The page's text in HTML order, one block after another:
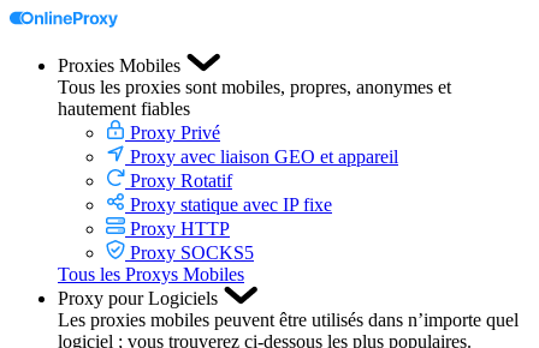
Proxies Mobiles
Tous les proxies sont mobiles, propres, anonymes et
hautement fiables
Proxy Privé
Proxy avec liaison GEO et appareil
Proxy Rotatif
Proxy statique avec IP fixe
Proxy HTTP
Proxy SOCKS5
Tous les Proxys Mobiles
Proxy pour Logiciels
Les proxies mobiles peuvent être utilisés dans n’importe quel
logiciel ; vous trouverez ci-dessous les plus populaires.